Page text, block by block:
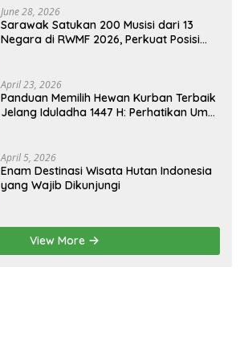
June 28, 2026
Sarawak Satukan 200 Musisi dari 13
Negara di RWMF 2026, Perkuat Posisi
April 23, 2026
Panduan Memilih Hewan Kurban Terbaik
Jelang Iduladha 1447 H: Perhatikan Umur
April 5, 2026
Enam Destinasi Wisata Hutan Indonesia
yang Wajib Dikunjungi
View More